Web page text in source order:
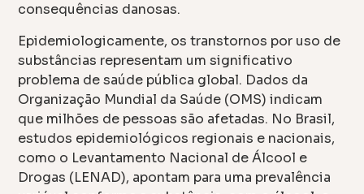
consequências danosas.
Epidemiologicamente, os transtornos por uso de
substâncias representam um significativo
problema de saúde pública global. Dados da
Organização Mundial da Saúde (OMS) indicam
que milhões de pessoas são afetadas. No Brasil,
estudos epidemiológicos regionais e nacionais,
como o Levantamento Nacional de Álcool e
Drogas (LENAD), apontam para uma prevalência